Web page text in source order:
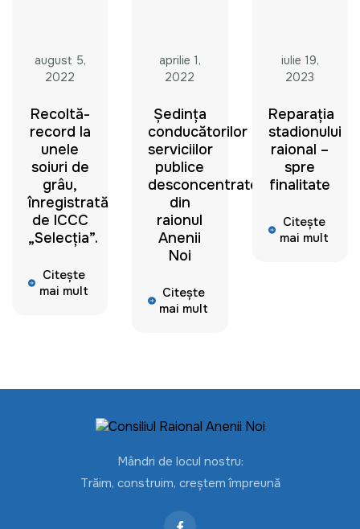
august 5,
2022
Recoltă-
record la
unele
soiuri de
grâu,
înregistrată
de ICCC
„Selecția”.
Citește
mai mult
aprilie 1,
2022
Ședința
conducătorilor
serviciilor
publice
desconcentrate
din
raionul
Anenii
Noi
Citește
mai mult
iulie 19,
2023
Reparația
stadionului
raional –
spre
finalitate
Citește
mai mult
Mândri de locul nostru:
Trăim, construim, creștem împreună